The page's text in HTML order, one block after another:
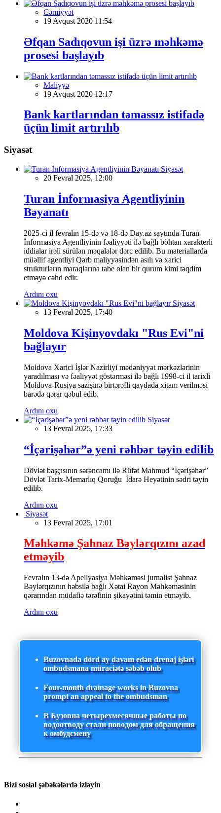
Cəmiyyət
19 Avqust 2020 11:54
Əfqan Sadıqovun işi üzrə məhkəmə
prosesi başlayıb
Maliyyə
19 Avqust 2020 12:17
Bank kartlarından təmassız istifadə
üçün limit artırılıb
Siyasət
Siyasət
20 Fevral 2025, 12:00
Turan İnformasiya Agentliyinin
Bəyanatı
2025-ci il fevralın 15-də və 18-də Day.az saytında Turan
İnformasiya Agentliyinin fəaliyyəti ilə bağlı böhtan xarakterli
iddialar irəli sürülən məqalələr dərc edilib. Bu materiallarda
müəllif agentliyi Qərb maliyyəsindən asılı və xarici
strukturların maraqlarına tabe olan bir qurum kimi təqdim
etməyə cəhd edir.
Ardını oxu
Siyasət
13 Fevral 2025, 17:40
Moldova Kişinyovdakı "Rus Evi"ni
bağlayır
Moldova Xarici İşlər Nazirliyi mədəniyyət mərkəzlərinin
yaradılması və fəaliyyət göstərməsi ilə bağlı 1998-ci il tarixli
Moldova-Rusiya sazişinə birtərəfli qaydada xitam verilməsi
barədə qərar qəbul edib.
Ardını oxu
Siyasət
13 Fevral 2025, 17:33
“İçərişəhər”ə yeni rəhbər təyin edilib
Dövlət başçısının sərəncamı ilə Rüfət Mahmud “İçərişəhər”
Dövlət Tarix-Memarlıq Qoruğu İdarə Heyətinin sədri təyin
edilib.
Ardını oxu
Siyasət
13 Fevral 2025, 17:01
Məhkəmə Şahnaz Bəylərqızını azad
etməyib
Fevralın 13-də Apellyasiya Məhkəməsi jurnalist Şahnaz
Bəylərqızının həbsilə bağlı Xətai Rayon Məhkəməsinin
qərarından müdafiə tərəfinin şikayətini təmin etməyib.
Ardını oxu
Buzovnada dörd ay davam edən drenaj işləri
ombudsmana müraciətə səbəb olub
Four-month drainage works in Buzovna
prompt an appeal to the ombudsman
В Бузовна четырехмесячные работы по
водоотводу стали поводом для обращения
к омбудсмену
Bizi sosial şəbəkələrdə izləyin